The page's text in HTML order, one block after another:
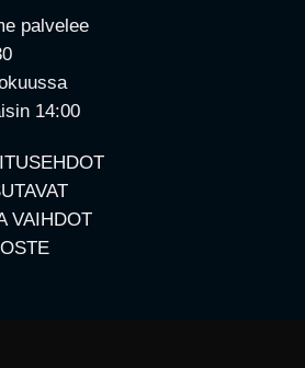
palvelee
14:00
VAIHDOT